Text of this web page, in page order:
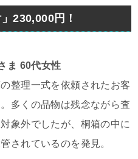
230,000円！
ま 60代女性
整理一式を依頼されたお客
多くの品物は残念ながら査
象外でしたが、桐箱の中に
されているのを発見。